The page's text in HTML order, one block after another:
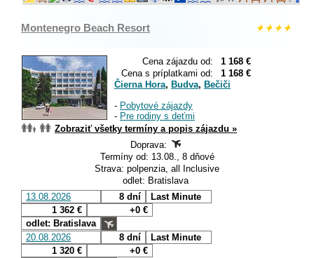
Montenegro Beach Resort
Cena zájazdu od:
1 168 €
Cena s príplatkami od:
1 168 €
Čierna Hora, Budva, Bečiči
- Pobytové zájazdy
- Pre rodiny s deťmi
Zobraziť všetky termíny a popis zájazdu »
Doprava:
Termíny od: 13.08., 8 dňové
Strava: polpenzia, all Inclusive
odlet: Bratislava
13.08.2026
8 dní
Last Minute
1 362 €
+0 €
odlet: Bratislava
20.08.2026
8 dní
Last Minute
1 320 €
+0 €